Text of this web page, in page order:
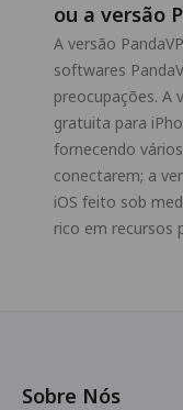
ou a versão
A versão
softwares
preocupações. A
gratuita para
fornecendo
conectarem; a
iOS feito sob
rico em recursos
Sobre Nós